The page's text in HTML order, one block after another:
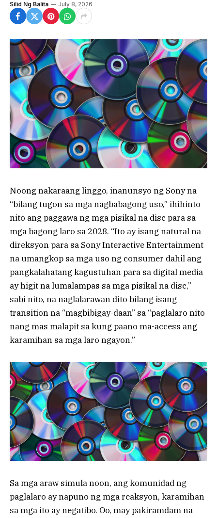
Silid Ng Balita July 8, 2026
Noong nakaraang linggo, inanunsyo ng Sony na
“bilang tugon sa mga nagbabagong uso,” ihihinto
nito ang paggawa ng mga pisikal na disc para sa
mga bagong laro sa 2028. “Ito ay isang natural na
direksyon para sa Sony Interactive Entertainment
na umangkop sa mga uso ng consumer dahil ang
pangkalahatang kagustuhan para sa digital media
ay higit na lumalampas sa mga pisikal na disc,”
sabi nito, na naglalarawan dito bilang isang
transition na “magbibigay-daan” sa “paglalaro nito
nang mas malapit sa kung paano ma-access ang
karamihan sa mga laro ngayon.”
Sa mga araw simula noon, ang komunidad ng
paglalaro ay napuno ng mga reaksyon, karamihan
sa mga ito ay negatibo. Oo, may pakiramdam na